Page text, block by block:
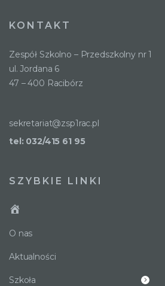
KONTAKT
Zespół Szkolno – Przedszkolny nr 1
ul. Jordana 6
47 – 400 Racibórz
sekretariat@zsp1rac.pl
tel: 032/415 61 95
SZYBKIE LINKI
O nas
Aktualności
Szkoła